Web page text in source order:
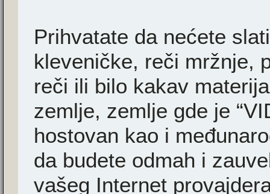
Prihvatate da nećete
kleveničke, reči mržnje,
reči ili bilo kakav
zemlje, zemlje gde je
hostovan kao i
da budete odmah i
vašeg Internet